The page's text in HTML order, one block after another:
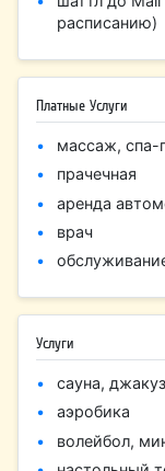
расписанию)
Платные Услуги
массаж, спа-
прачечная
аренда
врач
Услуги
сауна,
аэробика
волейбол,